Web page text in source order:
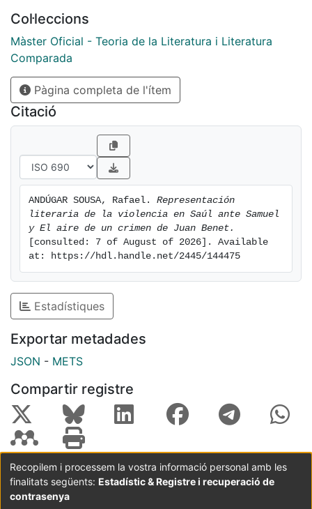
Col·leccions
Màster Oficial - Teoria de la Literatura i Literatura
Comparada
Pàgina completa de l'ítem
Citació
ANDÚGAR SOUSA, Rafael. Representación
literaria de la violencia en Saúl ante Samuel
y El aire de un crimen de Juan Benet.
[consulted: 7 of August of 2026]. Available
at: https://hdl.handle.net/2445/144475
Estadístiques
Exportar metadades
JSON - METS
Compartir registre
Coordinació:CRAI UB Avís legal
Metadades
subjectes a:
Recopilem i processem la vostra informació personal amb les
finalitats següents: Estadístic & Registre i recuperació de
contrasenya